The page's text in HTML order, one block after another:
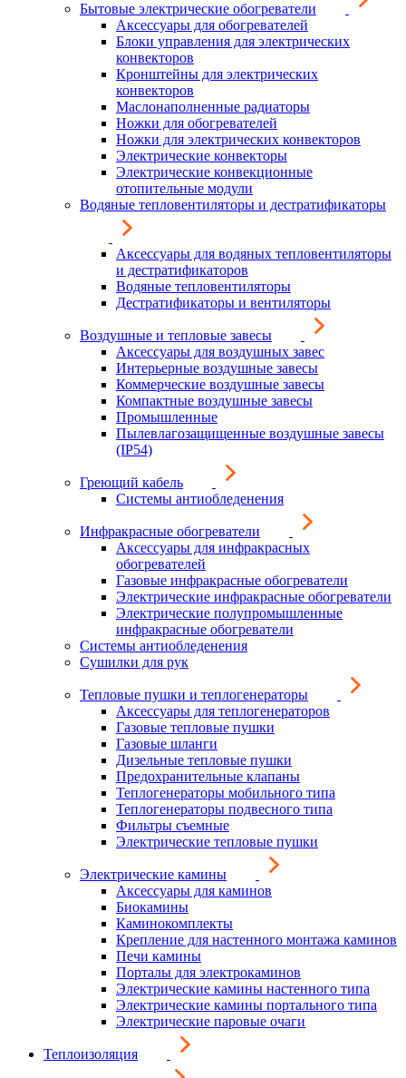
Бытовые электрические обогреватели
Аксессуары для обогревателей
Блоки управления для электрических
конвекторов
Кронштейны для электрических
конвекторов
Маслонаполненные радиаторы
Ножки для обогревателей
Ножки для электрических конвекторов
Электрические конвекторы
Электрические конвекционные
отопительные модули
Водяные тепловентиляторы и дестратификаторы
Аксессуары для водяных тепловентиляторы
и дестратификаторов
Водяные тепловентиляторы
Дестратификаторы и вентиляторы
Воздушные и тепловые завесы
Аксессуары для воздушных завес
Интерьерные воздушные завесы
Коммерческие воздушные завесы
Компактные воздушные завесы
Промышленные
Пылевлагозащищенные воздушные завесы
(IP54)
Греющий кабель
Системы антиобледенения
Инфракрасные обогреватели
Аксессуары для инфракрасных
обогревателей
Газовые инфракрасные обогреватели
Электрические инфракрасные обогреватели
Электрические полупромышленные
инфракрасные обогреватели
Системы антиобледенения
Сушилки для рук
Тепловые пушки и теплогенераторы
Аксессуары для теплогенераторов
Газовые тепловые пушки
Газовые шланги
Дизельные тепловые пушки
Предохранительные клапаны
Теплогенераторы мобильного типа
Теплогенераторы подвесного типа
Фильтры съемные
Электрические тепловые пушки
Электрические камины
Аксессуары для каминов
Биокамины
Каминокомплекты
Крепление для настенного монтажа каминов
Печи камины
Порталы для электрокаминов
Электрические камины настенного типа
Электрические камины портального типа
Электрические паровые очаги
Теплоизоляция